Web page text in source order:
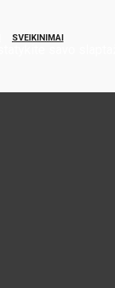
SVEIKINIMAI